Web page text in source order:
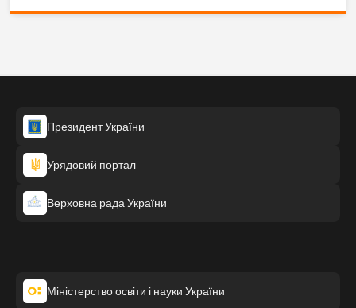
Президент України
Урядовий портал
Верховна рада України
Міністерство освіти і науки України